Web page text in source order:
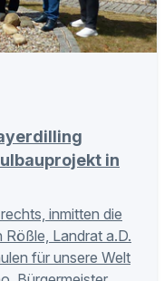
in
inmitten die
Landrat a.D.
für unsere Welt